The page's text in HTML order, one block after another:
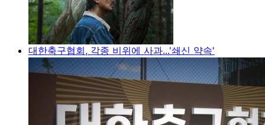
대한축구협회, 각종 비위에 사과...'쇄신 약속'